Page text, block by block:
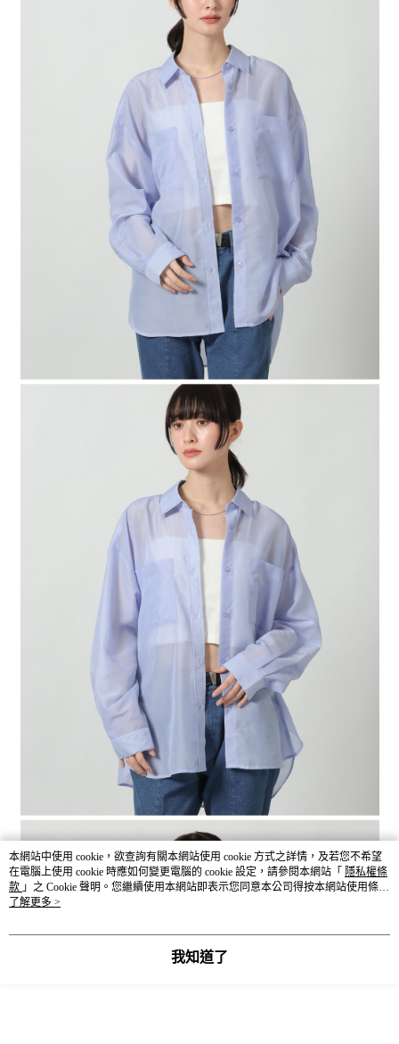
本網站中使用 cookie，欲查詢有關本網站使用 cookie 方式之詳情，及若您不希望
在電腦上使用 cookie 時應如何變更電腦的 cookie 設定，請參閱本網站「 隱私權條
款 」之 Cookie 聲明。您繼續使用本網站即表示您同意本公司得按本網站使用條款
之 Cookie 聲明使用 cookie。
了解更多 >
我知道了